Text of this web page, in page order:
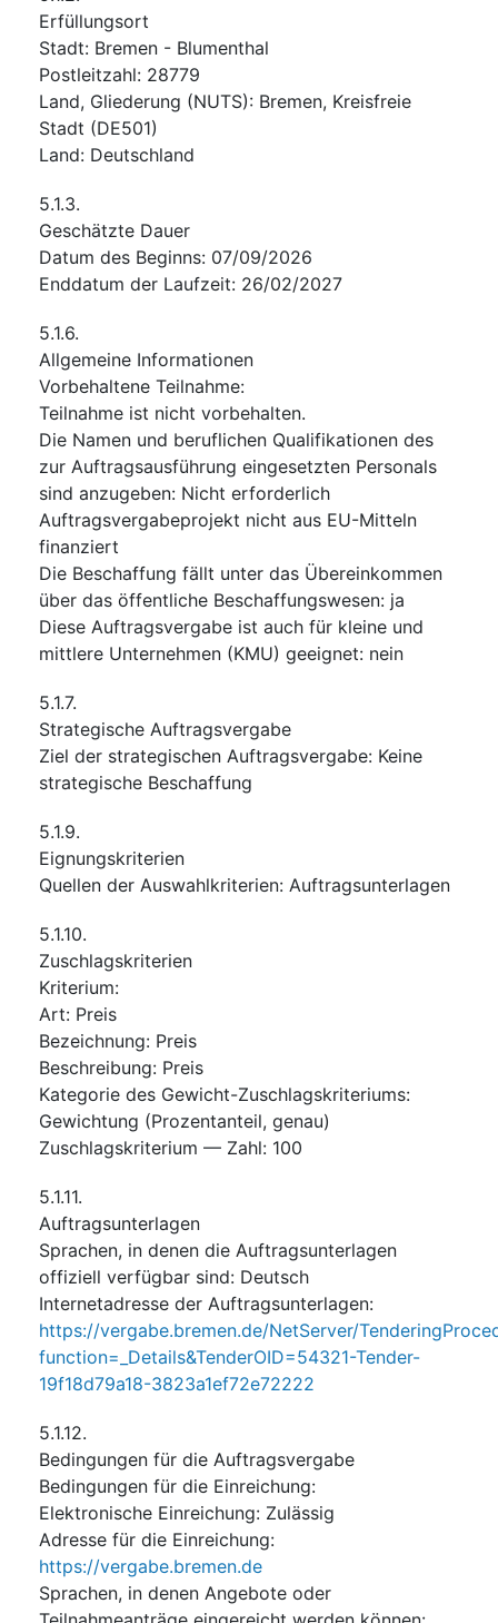
Erfüllungsort
Stadt: Bremen - Blumenthal
Postleitzahl: 28779
Land, Gliederung (NUTS): Bremen, Kreisfreie
Stadt (DE501)
Land: Deutschland
5.1.3.
Geschätzte Dauer
Datum des Beginns: 07/09/2026
Enddatum der Laufzeit: 26/02/2027
5.1.6.
Allgemeine Informationen
Vorbehaltene Teilnahme:
Teilnahme ist nicht vorbehalten.
Die Namen und beruflichen Qualifikationen des
zur Auftragsausführung eingesetzten Personals
sind anzugeben: Nicht erforderlich
Auftragsvergabeprojekt nicht aus EU-Mitteln
finanziert
Die Beschaffung fällt unter das Übereinkommen
über das öffentliche Beschaffungswesen: ja
Diese Auftragsvergabe ist auch für kleine und
mittlere Unternehmen (KMU) geeignet: nein
5.1.7.
Strategische Auftragsvergabe
Ziel der strategischen Auftragsvergabe: Keine
strategische Beschaffung
5.1.9.
Eignungskriterien
Quellen der Auswahlkriterien: Auftragsunterlagen
5.1.10.
Zuschlagskriterien
Kriterium:
Art: Preis
Bezeichnung: Preis
Beschreibung: Preis
Kategorie des Gewicht-Zuschlagskriteriums:
Gewichtung (Prozentanteil, genau)
Zuschlagskriterium — Zahl: 100
5.1.11.
Auftragsunterlagen
Sprachen, in denen die Auftragsunterlagen
offiziell verfügbar sind: Deutsch
Internetadresse der Auftragsunterlagen:
https://vergabe.bremen.de/NetServer/
function=_Details&TenderOID=54321-Tender-
19f18d79a18-3823a1ef72e72222
5.1.12.
Bedingungen für die Auftragsvergabe
Bedingungen für die Einreichung:
Elektronische Einreichung: Zulässig
Adresse für die Einreichung:
https://vergabe.bremen.de
Sprachen, in denen Angebote oder